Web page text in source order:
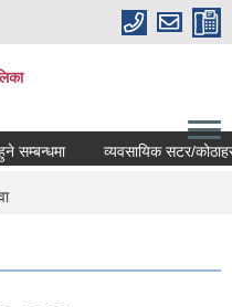
व्यवसायिक सटर/